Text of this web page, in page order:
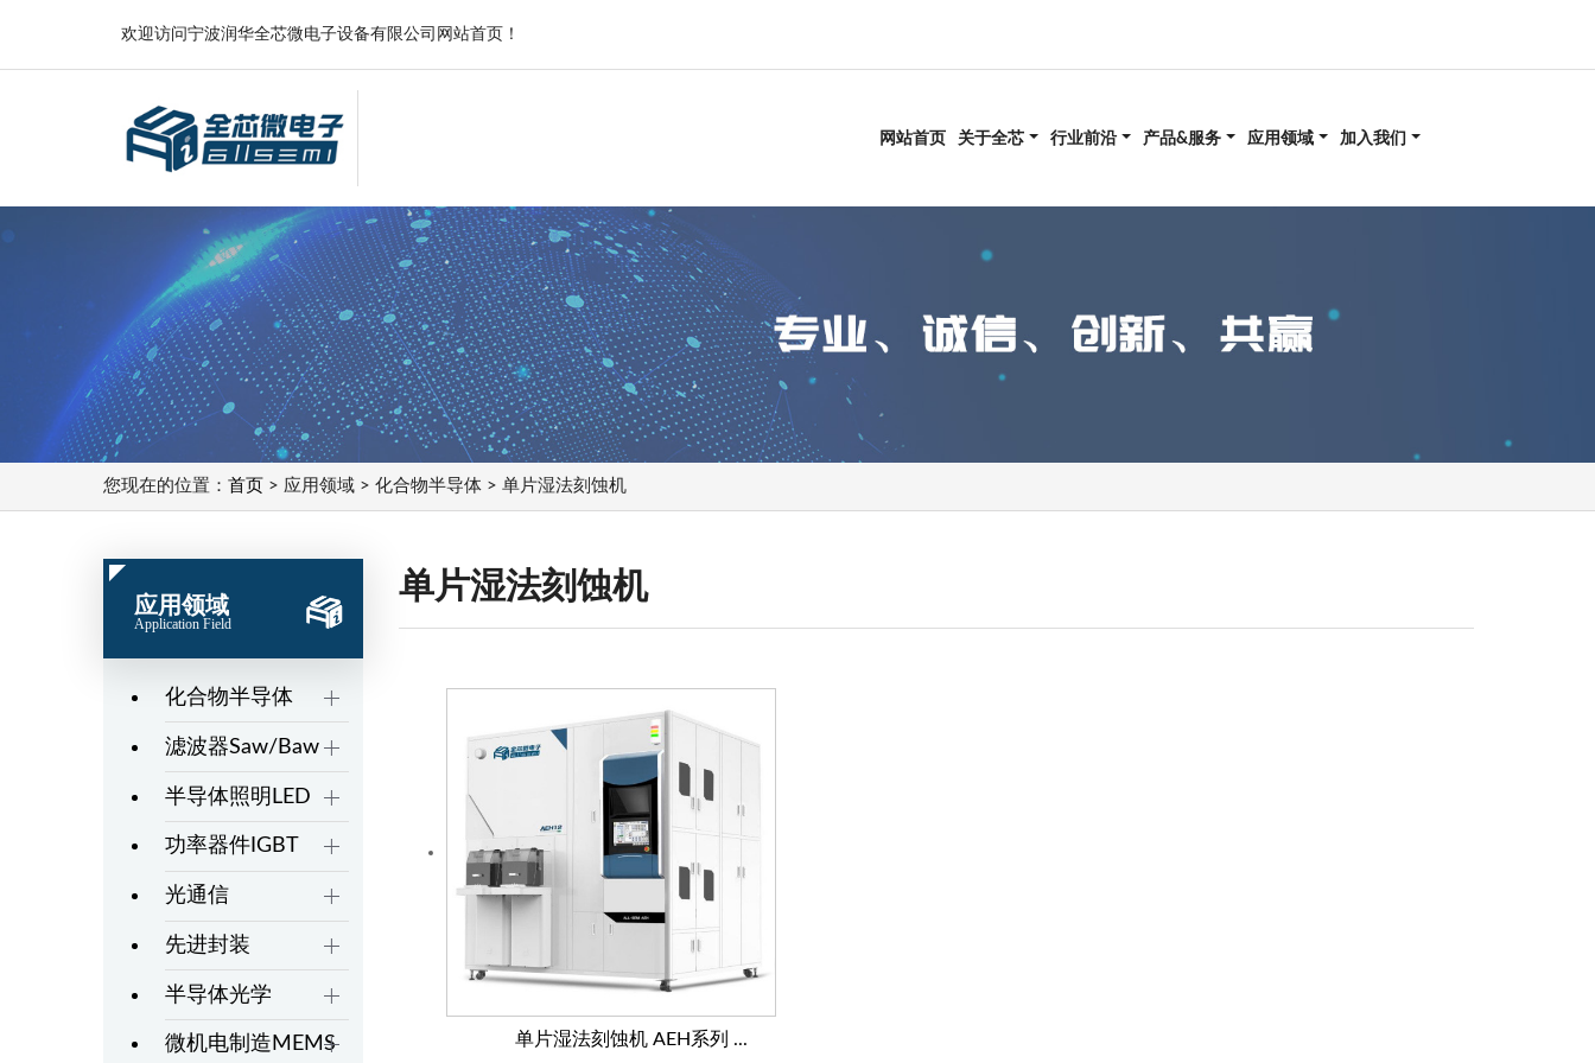
欢迎访问宁波润华全芯微电子设备有限公司网站首页！
网站首页 关于全芯 行业前沿 产品&服务 应用领域 加入我们
您现在的位置： 首页 > 应用领域 > 化合物半导体 > 单片湿法刻蚀机
应用领域
Application Field
化合物半导体
滤波器Saw/Baw
半导体照明LED
功率器件IGBT
光通信
先进封装
半导体光学
微机电制造MEMS
单片湿法刻蚀机
单片湿法刻蚀机 AEH系列 ...